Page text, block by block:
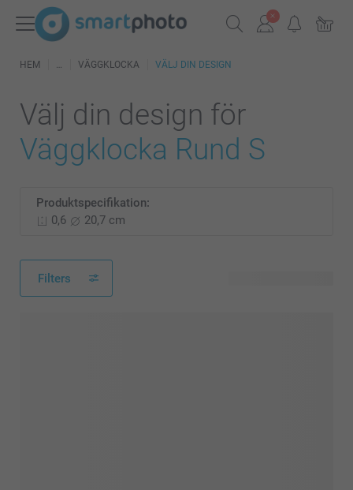
HEM VÄGGKLOCKA VÄLJ DIN DESIGN
Välj din design för
Väggklocka Rund S
Produktspecifikation:
0,6
20,7 cm
Filters